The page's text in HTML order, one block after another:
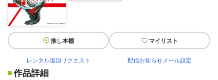
推し本棚 マイリスト
レンタル追加リクエスト 配信お知らせメール設定
作品詳細